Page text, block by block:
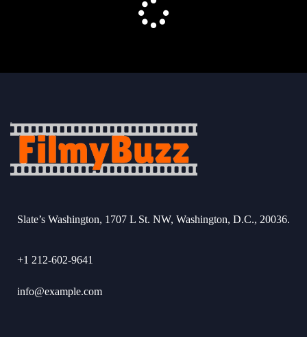
Slate’s Washington, 1707 L St. NW, Washington, D.C., 20036.
+1 212-602-9641
info@example.com